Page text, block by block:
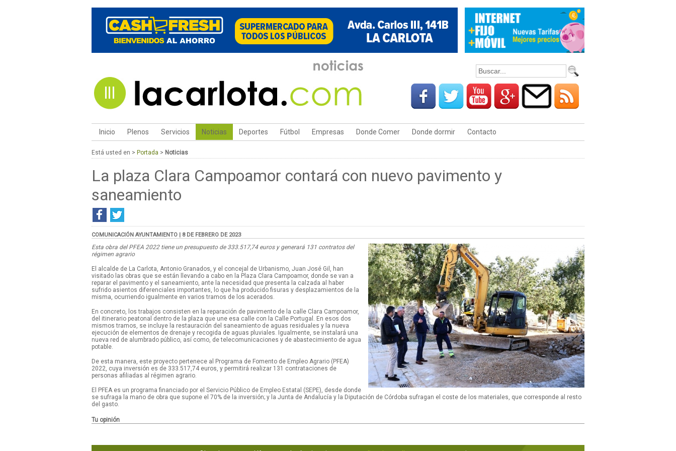
Inicio Plenos Servicios Noticias Deportes Fútbol Empresas Donde Comer Donde dormir Contacto
Está usted en > Portada > Noticias
La plaza Clara Campoamor contará con nuevo pavimento y
saneamiento
COMUNICACIÓN AYUNTAMIENTO | 8 DE FEBRERO DE 2023
Esta obra del PFEA 2022 tiene un presupuesto de 333.517,74 euros y generará 131 contratos del
régimen agrario
El alcalde de La Carlota, Antonio Granados, y el concejal de Urbanismo, Juan José Gil, han
visitado las obras que se están llevando a cabo en la Plaza Clara Campoamor, donde se van a
reparar el pavimento y el saneamiento, ante la necesidad que presenta la calzada al haber
sufrido asientos diferenciales importantes, lo que ha producido fisuras y desplazamientos de la
misma, ocurriendo igualmente en varios tramos de los acerados.
En concreto, los trabajos consisten en la reparación de pavimento de la calle Clara Campoamor,
del itinerario peatonal dentro de la plaza que une esa calle con la Calle Portugal. En esos dos
mismos tramos, se incluye la restauración del saneamiento de aguas residuales y la nueva
ejecución de elementos de drenaje y recogida de aguas pluviales. Igualmente, se instalará una
nueva red de alumbrado público, así como, de telecomunicaciones y de abastecimiento de agua
potable.
De esta manera, este proyecto pertenece al Programa de Fomento de Empleo Agrario (PFEA)
2022, cuya inversión es de 333.517,74 euros, y permitirá realizar 131 contrataciones de
personas afiliadas al régimen agrario.
El PFEA es un programa financiado por el Servicio Público de Empleo Estatal (SEPE), desde donde
se sufraga la mano de obra que supone el 70% de la inversión; y la Junta de Andalucía y la Diputación de Córdoba sufragan el coste de los materiales, que corresponde al resto
del gasto.
Tu opinión